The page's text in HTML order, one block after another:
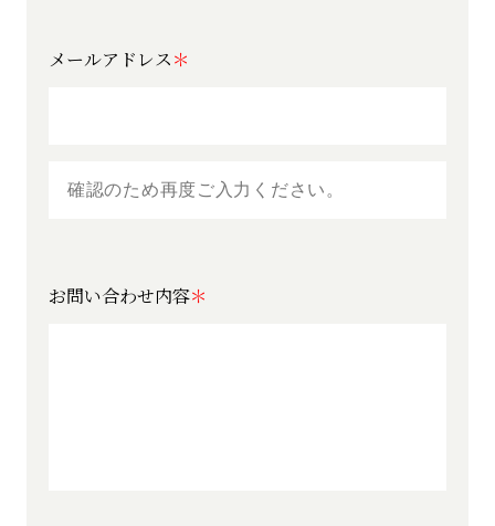
メールアドレス
お問い合わせ内容